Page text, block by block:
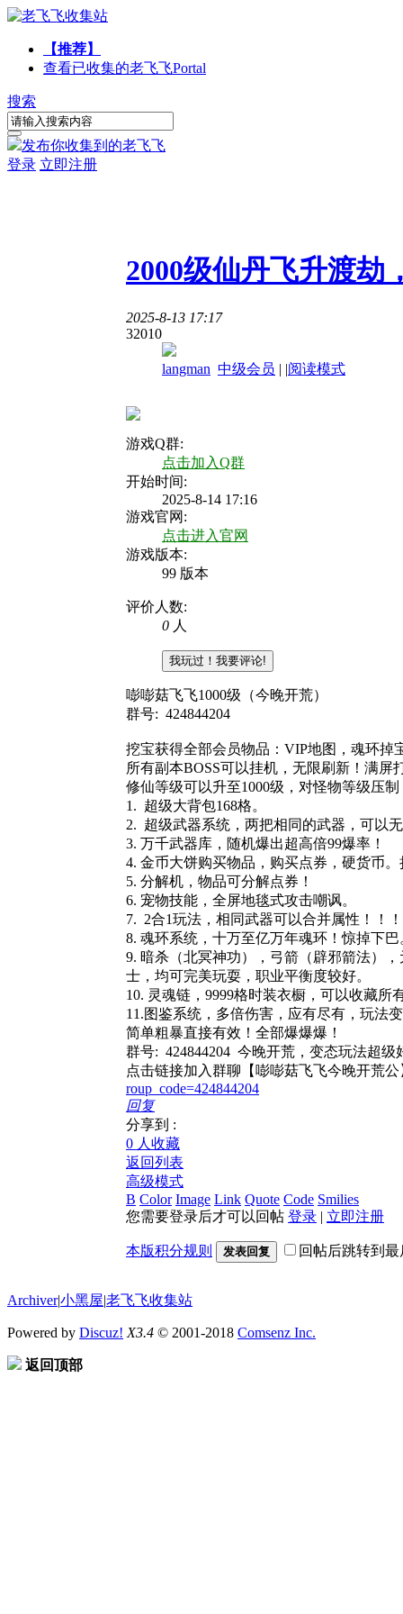
【推荐】
查看已收集的老飞飞Portal
搜索
发布你收集到的老飞飞
登录 立即注册
2000级仙丹飞升渡劫
2025-8-13 17:17
32010
langman 中级会员 | |阅读模式
游戏Q群:
点击加入Q群
开始时间:
2025-8-14 17:16
游戏官网:
点击进入官网
游戏版本:
99 版本
评价人数:
0 人
我玩过！我要评论!
嘭嘭菇飞飞1000级（今晚开荒）
群号: 424844204
挖宝获得全部会员物品：VIP地图，魂环掉
所有副本BOSS可以挂机，无限刷新！满屏
修仙等级可以升至1000级，对怪物等级压
1. 超级大背包168格。
2. 超级武器系统，两把相同的武器，可以
3. 万千武器库，随机爆出超高倍99爆率！
4. 金币大饼购买物品，购买点券，硬货币
5. 分解机，物品可分解点券！
6. 宠物技能，全屏地毯式攻击嘲讽。
7. 2合1玩法，相同武器可以合并属性！！
8. 魂环系统，十万至亿万年魂环！惊掉下巴
9. 暗杀（北冥神功），弓箭（辟邪箭法）
士，均可完美玩耍，职业平衡度较好。
10. 灵魂链，9999格时装衣橱，可以收藏所
11.图鉴系统，多倍伤害，应有尽有，玩法
简单粗暴直接有效！全部爆爆爆！
群号: 424844204 今晚开荒，变态玩法超级
点击链接加入群聊【嘭嘭菇飞飞今晚开荒公
roup_code=424844204
回复
分享到 :
0 人收藏
返回列表
高级模式
B Color Image Link Quote Code Smilies
您需要登录后才可以回帖 登录 | 立即注册
本版积分规则 发表回复 回帖后跳转到
Archiver|小黑屋|老飞飞收集站
Powered by Discuz! X3.4 © 2001-2018 Comsenz Inc.
返回顶部